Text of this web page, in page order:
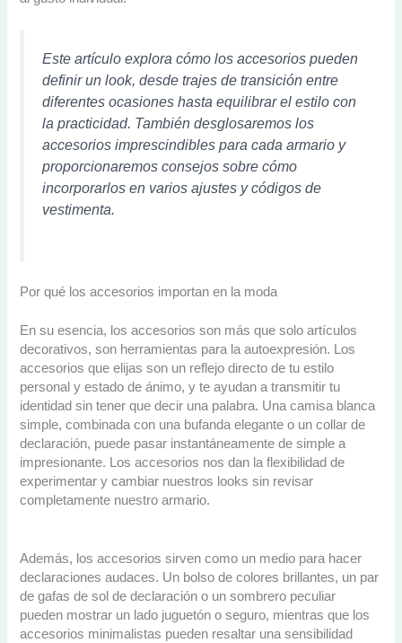
Este artículo explora cómo los accesorios pueden
definir un look, desde trajes de transición entre
diferentes ocasiones hasta equilibrar el estilo con
la practicidad. También desglosaremos los
accesorios imprescindibles para cada armario y
proporcionaremos consejos sobre cómo
incorporarlos en varios ajustes y códigos de
vestimenta.
Por qué los accesorios importan en la moda
En su esencia, los accesorios son más que solo artículos
decorativos, son herramientas para la autoexpresión. Los
accesorios que elijas son un reflejo directo de tu estilo
personal y estado de ánimo, y te ayudan a transmitir tu
identidad sin tener que decir una palabra. Una camisa blanca
simple, combinada con una bufanda elegante o un collar de
declaración, puede pasar instantáneamente de simple a
impresionante. Los accesorios nos dan la flexibilidad de
experimentar y cambiar nuestros looks sin revisar
completamente nuestro armario.
Además, los accesorios sirven como un medio para hacer
declaraciones audaces. Un bolso de colores brillantes, un par
de gafas de sol de declaración o un sombrero peculiar
pueden mostrar un lado juguetón o seguro, mientras que los
accesorios minimalistas pueden resaltar una sensibilidad